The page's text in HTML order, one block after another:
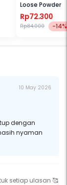
Loose Powder
Rp72.300
Rp84.000 -14%
10 May 2026
dengan
nyaman
setiap ulasan 🥰